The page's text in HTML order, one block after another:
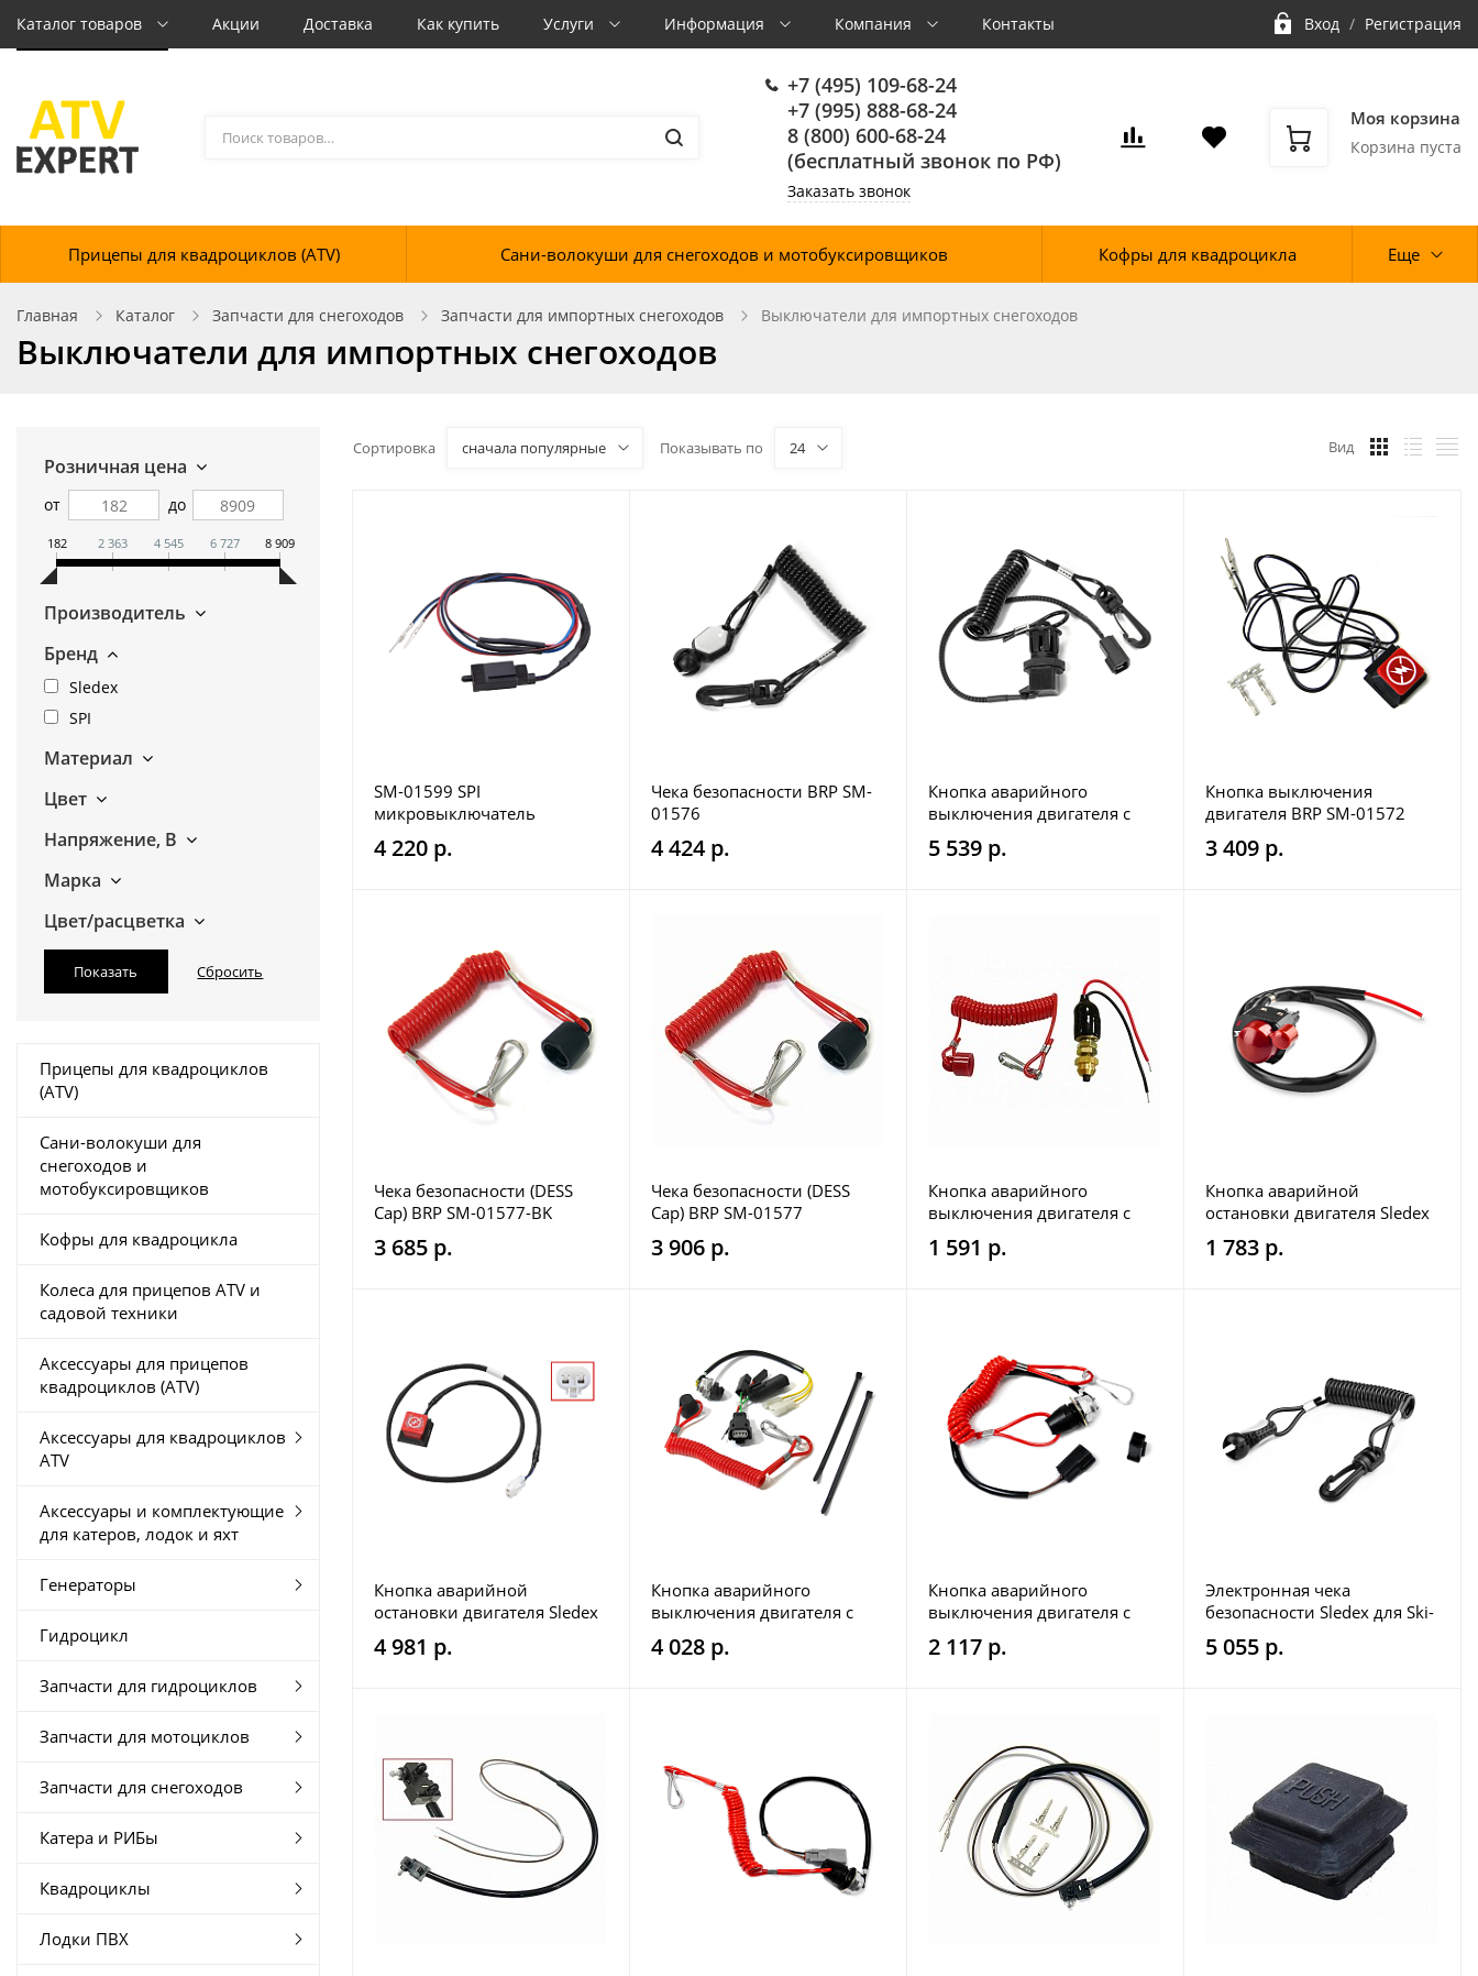
Каталог товаров Акции Доставка Как купить Услуги Информация Компания Контакты Вход / Регистрация
+7 (495) 109-68-24
+7 (995) 888-68-24
8 (800) 600-68-24
(бесплатный звонок по РФ)
Заказать звонок
Моя корзина
Корзина пуста
Прицепы для квадроциклов (ATV) Сани-волокуши для снегоходов и мотобуксировщиков Кофры для квадроцикла Еще
Главная Каталог Запчасти для снегоходов Запчасти для импортных снегоходов Выключатели для импортных снегоходов
Выключатели для импортных снегоходов
Розничная цена
от до
182 2 363 4 545 6 727 8 909
Производитель
Бренд
Sledex
SPI
Материал
Цвет
Напряжение, В
Марка
Цвет/расцветка
Прицепы для квадроциклов
(ATV)
Сани-волокуши для
снегоходов и
мотобуксировщиков
Кофры для квадроцикла
Колеса для прицепов ATV и
садовой техники
Аксессуары для прицепов
квадроциклов (ATV)
Аксессуары для квадроциклов
ATV
Аксессуары и комплектующие
для катеров, лодок и яхт
Генераторы
Гидроцикл
Запчасти для гидроциклов
Запчасти для мотоциклов
Запчасти для снегоходов
Катера и РИБы
Квадроциклы
Лодки ПВХ
Сортировка сначала популярные Показывать по 24 Вид
SM-01599 SPI
микровыключатель
дросселя снегоход Polaris
4019202
4 220 р.
Чека безопасности BRP SM-
01576
4 424 р.
Кнопка аварийного
выключения двигателя с
чекой Polaris SM-01586
5 539 р.
Кнопка выключения
двигателя BRP SM-01572
3 409 р.
Чека безопасности (DESS
Cap) BRP SM-01577-BK
3 685 р.
Чека безопасности (DESS
Cap) BRP SM-01577
3 906 р.
Кнопка аварийного
выключения двигателя с
чекой BRP 01-111-20
1 591 р.
Кнопка аварийной
остановки двигателя Sledex
для SPolaris, Ski-Doo
1 783 р.
Кнопка аварийной
остановки двигателя Sledex
для Polaris 850
4 981 р.
Кнопка аварийного
выключения двигателя с
чекой Arctic Cat SM-01555
4 028 р.
Кнопка аварийного
выключения двигателя с
чекой Polaris SM-01573
2 117 р.
Электронная чека
безопасности Sledex для Ski-
Doo 600/800/850
5 055 р.